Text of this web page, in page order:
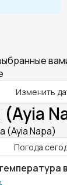
Изменить
(Ayia Napa)
Погода